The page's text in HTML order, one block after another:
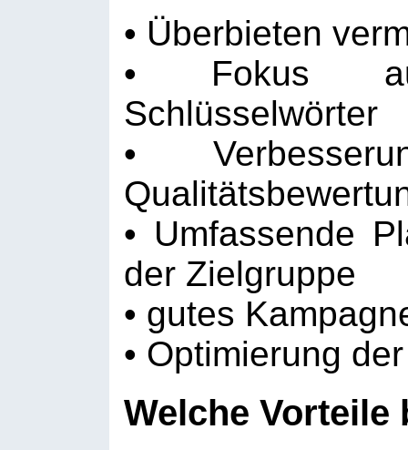
• Überbieten
• Fokus
Schlüsselwörter
•
• Umfassende
der Zielgruppe
• gutes
• Optimierung
Welche Vorteile